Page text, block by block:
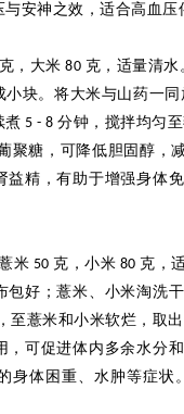
安神之效，适合高血
克，大米 80 克，适量清水
小块。将大米与山药一
煮 5 - 8 分钟，搅拌均匀
聚糖，可降低胆固醇，
益精，有助于增强身体
米 50 克，小米 80 克，
包好；薏米、小米淘洗
至薏米和小米软烂，取
，可促进体内多余水分
身体困重、水肿等症